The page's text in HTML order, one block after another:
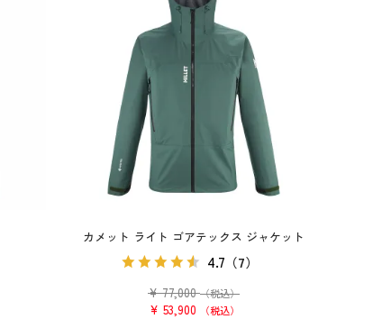
カメット ライト ゴアテックス ジャケット
4.7 （7）
¥ 77,000 （税込）
¥ 53,900 税込